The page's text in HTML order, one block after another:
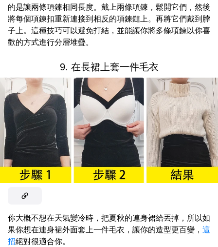
的是讓兩條項鍊相同長度。戴上兩條項鍊，鬆開它們，然後
將每個項鍊扣重新連接到相反的項鍊鏈上。再將它們戴到脖
子上。這種技巧可以避免打結，並能讓你將多條項鍊以你喜
歡的方式進行分層堆疊。
9. 在長裙上套一件毛衣
你大概不想在天氣變冷時，把夏秋的連身裙給丟掉，所以如
果你想在連身裙外面套上一件毛衣，讓你的造型更百變， 這
招絕對很適合你。